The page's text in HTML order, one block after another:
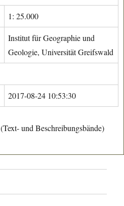
1: 25.000
Institut für Geographie und
Geologie, Universität Greifswald
2017-08-24 10:53:30
und Beschreibungsbände)